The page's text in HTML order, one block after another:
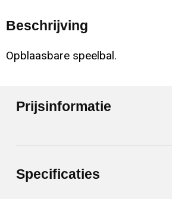
Beschrijving
Opblaasbare speelbal.
Prijsinformatie
Specificaties